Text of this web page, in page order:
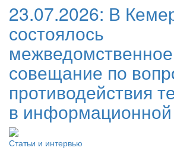
23.07.2026: В
состоялось
межведомственное
совещание по
противодействия
в
Статьи и интервью